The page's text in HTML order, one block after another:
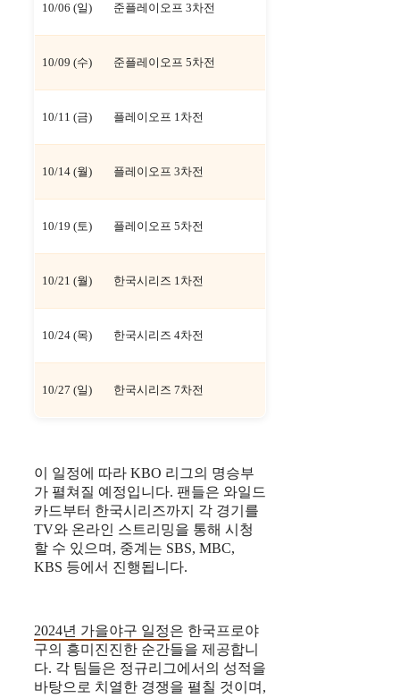
10/06 (일) 준플레이오프 3차전
10/09 (수) 준플레이오프 5차전
10/11 (금) 플레이오프 1차전
10/14 (월) 플레이오프 3차전
10/19 (토) 플레이오프 5차전
10/21 (월) 한국시리즈 1차전
10/24 (목) 한국시리즈 4차전
10/27 (일) 한국시리즈 7차전
이 일정에 따라 KBO 리그의 명승부
가 펼쳐질 예정입니다. 팬들은 와일드
카드부터 한국시리즈까지 각 경기를
TV와 온라인 스트리밍을 통해 시청
할 수 있으며, 중계는 SBS, MBC,
KBS 등에서 진행됩니다.
2024년 가을야구 일정은 한국프로야
구의 흥미진진한 순간들을 제공합니
다. 각 팀들은 정규리그에서의 성적을
바탕으로 치열한 경쟁을 펼칠 것이며,